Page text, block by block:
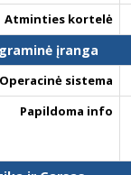
Atminties kortelė
įranga
Operacinė sistema
Papildoma info